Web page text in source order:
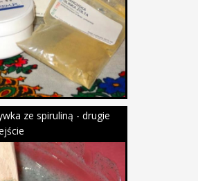
ze spiruliną - drugie